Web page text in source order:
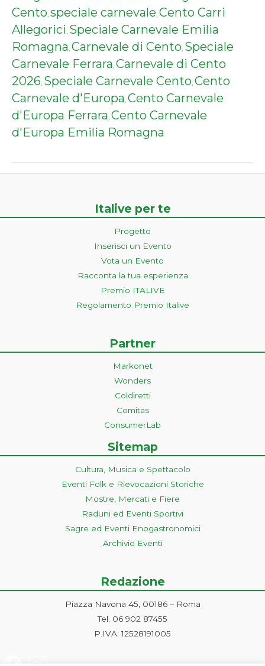
Cento, speciale carnevale, Cento Carri
Allegorici, Speciale Carnevale Emilia
Romagna, Carnevale di Cento, Speciale
Carnevale Ferrara, Carnevale di Cento
2026, Speciale Carnevale Cento, Cento
Carnevale d'Europa, Cento Carnevale
d'Europa Ferrara, Cento Carnevale
d'Europa Emilia Romagna
Italive per te
Progetto
Inserisci un Evento
Vota un Evento
Racconta la tua esperienza
Premio ITALIVE
Regolamento Premio Italive
Partner
Markonet
Wonders
Coldiretti
Comitas
ConsumerLab
Sitemap
Cultura, Musica e Spettacolo
Eventi Folk e Rievocazioni Storiche
Mostre, Mercati e Fiere
Raduni ed Eventi Sportivi
Sagre ed Eventi Enogastronomici
Archivio Eventi
Redazione
Piazza Navona 45, 00186 – Roma
Tel. 06 902 87455
P.IVA: 12528191005